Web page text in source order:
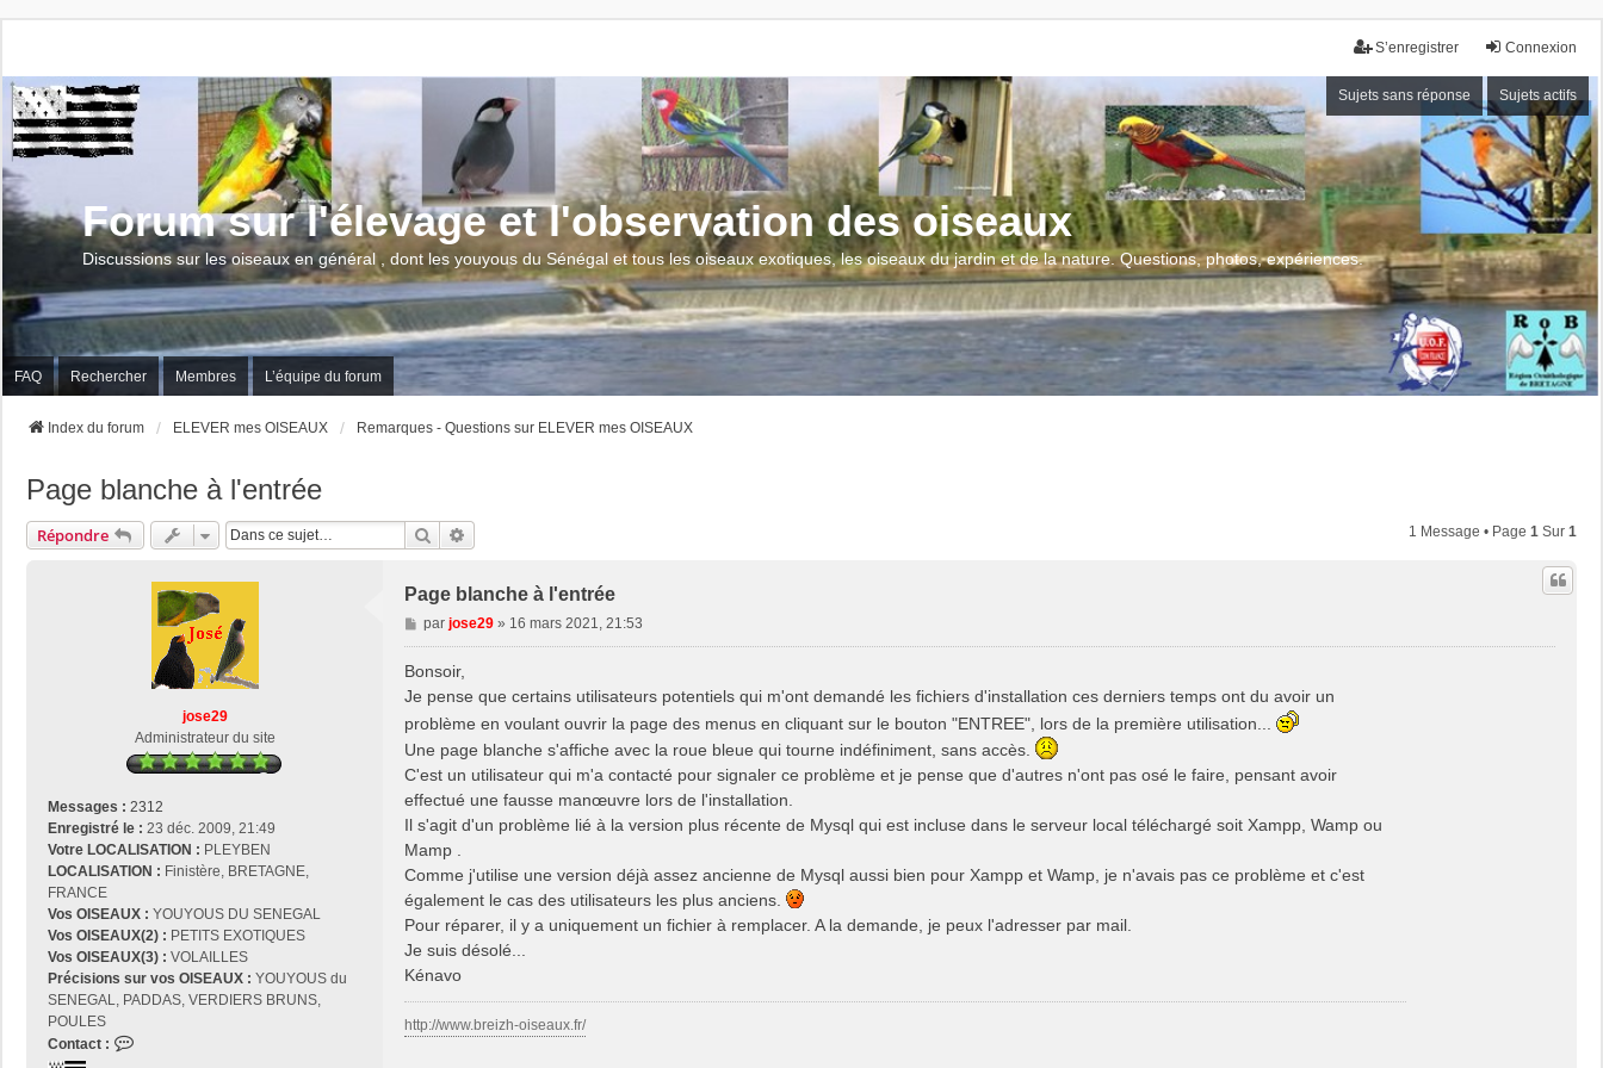
Connexion
S’enregistrer
Sujets sans réponse Sujets actifs
Forum sur l'élevage et l'observation des oiseaux
Discussions sur les oiseaux en général , dont les youyous du Sénégal et tous les oiseaux exotiques, les oiseaux du jardin et de la nature. Questions, photos, expériences.
FAQ Rechercher Membres L’équipe du forum
Index du forum ELEVER mes OISEAUX Remarques - Questions sur ELEVER mes OISEAUX
Page blanche à l'entrée
Répondre Rechercher 1 Message • Page 1 Sur 1
jose29
Administrateur du site
Messages : 2312
Enregistré le : 23 déc. 2009, 21:49
Votre LOCALISATION : PLEYBEN
LOCALISATION : Finistère, BRETAGNE,
FRANCE
Vos OISEAUX : YOUYOUS DU SENEGAL
Vos OISEAUX(2) : PETITS EXOTIQUES
Vos OISEAUX(3) : VOLAILLES
Précisions sur vos OISEAUX : YOUYOUS du
SENEGAL, PADDAS, VERDIERS BRUNS,
POULES
Contact :
Page blanche à l'entrée
M
e
a
g
e
par jose29» 16 mars 2021, 21:53
Bonsoir,
Je pense que certains utilisateurs potentiels qui m'ont demandé les fichiers d'installation ces derniers temps ont du avoir un
problème en voulant ouvrir la page des menus en cliquant sur le bouton "ENTREE", lors de la première utilisation...
Une page blanche s'affiche avec la roue bleue qui tourne indéfiniment, sans accès.
C'est un utilisateur qui m'a contacté pour signaler ce problème et je pense que d'autres n'ont pas osé le faire, pensant avoir
effectué une fausse manœuvre lors de l'installation.
Il s'agit d'un problème lié à la version plus récente de Mysql qui est incluse dans le serveur local téléchargé soit Xampp, Wamp ou
Mamp .
Comme j'utilise une version déjà assez ancienne de Mysql aussi bien pour Xampp et Wamp, je n'avais pas ce problème et c'est
également le cas des utilisateurs les plus anciens.
Pour réparer, il y a uniquement un fichier à remplacer. A la demande, je peux l'adresser par mail.
Je suis désolé...
Kénavo
http://www.breizh-oiseaux.fr/